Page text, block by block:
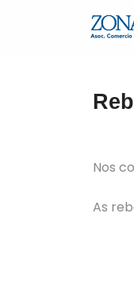
Nos
As